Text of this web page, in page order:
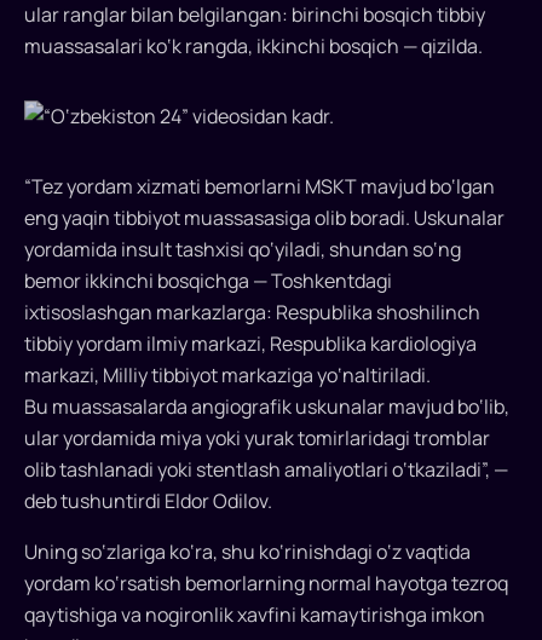
orqali
tashiydi:
MSKT,
operativ
olib
tashlash.
o‘lim
nogironlikni
kamaytirishi
kutilmoqda.
Sinov
loyihasi
Toshkent
Samarqand
ular ranglar bilan belgilangan: birinchi bosqich tibbiy
muassasalari ko‘k rangda, ikkinchi bosqich — qizilda.
“Tez yordam xizmati bemorlarni MSKT mavjud bo‘lgan
eng yaqin tibbiyot muassasasiga olib boradi. Uskunalar
yordamida insult tashxisi qo‘yiladi, shundan so‘ng
bemor ikkinchi bosqichga — Toshkentdagi
ixtisoslashgan markazlarga: Respublika shoshilinch
tibbiy yordam ilmiy markazi, Respublika kardiologiya
markazi, Milliy tibbiyot markaziga yo‘naltiriladi.
Bu muassasalarda angiografik uskunalar mavjud bo‘lib,
ular yordamida miya yoki yurak tomirlaridagi tromblar
olib tashlanadi yoki stentlash amaliyotlari o‘tkaziladi”, —
deb tushuntirdi Eldor Odilov.
Uning so‘zlariga ko‘ra, shu ko‘rinishdagi o‘z vaqtida
yordam ko‘rsatish bemorlarning normal hayotga tezroq
qaytishiga va nogironlik xavfini kamaytirishga imkon